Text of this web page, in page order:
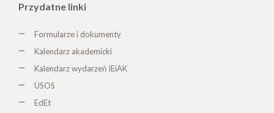
Przydatne linki
Formularze i dokumenty
Kalendarz akademicki
Kalendarz wydarzeń IEiAK
USOS
EdEt